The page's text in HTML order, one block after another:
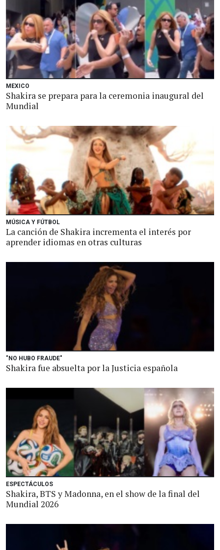
MEXICO
Shakira se prepara para la ceremonia inaugural del
Mundial
MÚSICA Y FÚTBOL
La canción de Shakira incrementa el interés por
aprender idiomas en otras culturas
"NO HUBO FRAUDE"
Shakira fue absuelta por la Justicia española
ESPECTÁCULOS
Shakira, BTS y Madonna, en el show de la final del
Mundial 2026